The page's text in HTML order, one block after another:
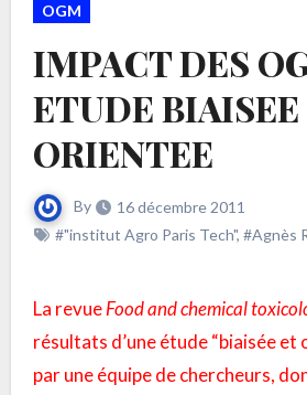
OGM
IMPACT DES
ETUDE BIAISEE
ORIENTEE
By
16 décembre 2011
#"institut Agro Paris Tech", #Agnès
La revueFood and chemical
résultats d’une étude “biaisée et
par une équipe de chercheurs,